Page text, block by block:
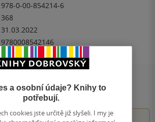
978-0-00-854214-6
368
31.03.2022
9780008542146
a recenze čtenářů
a osobní údaje? Knihy to
potřebují.
cookies jste určitě již slyšeli. I my je